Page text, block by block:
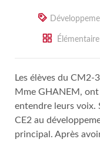
Élémentaire
Les élèves du CM2-
Mme GHANEM,
entendre leurs voix.
CE2 au
principal. Après